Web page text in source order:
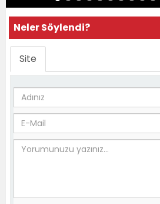
Neler Söylendi?
Site